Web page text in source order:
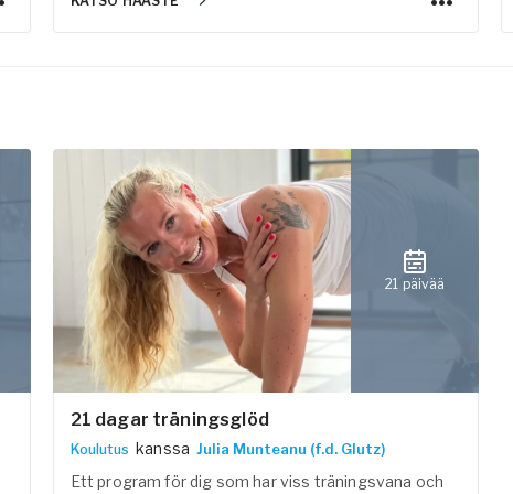
21 päivää
21 dagar träningsglöd
Koulutus kanssa Julia Munteanu (f.d. Glutz)
Ett program för dig som har viss träningsvana och